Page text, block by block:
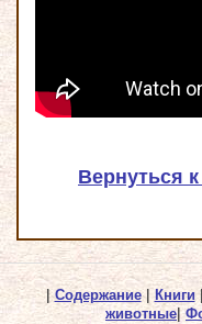
Вернуться
|Содержание|Книги
животные|